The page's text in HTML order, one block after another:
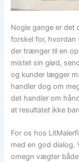
Nogle gange er det
forskel for, hvordan
der trænger til en
mistet sin glød,
og kunder lægger
handler dog om
det handler om
at resultatet ikke
For os hos
med en god dialog.
omegn vægter